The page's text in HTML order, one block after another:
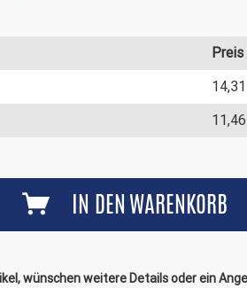
(0)331/ 7488360
50 mm
< 127 mm
Thermodirekt
IN DENWARENKORB
wünschen weitere Details oder ein